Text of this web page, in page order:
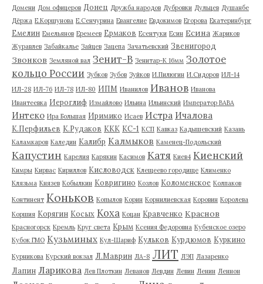
Домени Дом офицеров Донец Дружба народов Дубровки Дульцев Душанбе
Дёржа Е.Коршунова Е.Сенчурина Евангелие Евдокимов Егорова Екатеринбург
Емелин Емельянов Еремеев Ермаков Есентуки Есин Есина Жариков
Журавлев Забайкалье Зайцев Зацепа Зачатьевский Звенигород
Звонков Земляной вал Зенит-В Зенитар-К 16мм Золотое
кольцо России Зубков Зубов Зуйков И.Пилюгин И.Сидоров ИЛ-14
ИЛ-28 ИЛ-76 ИЛ-78 ИЛ-80 ИПМ Иванилов Иванов Иванова
Ивантеевка Иероглиф Измайлово Ильина Ильинский Император ВАВА
Интеко Ира Большая Иримико Исаев Истра Ичалова
К.Перфильев К.Рудаков ККК КС-1 КСП Кавказ Кадышевский Казань
Каламкаров Каледин Калибр Калмыков Каменец-Подольский
Капустин Карелия Карякин Касимов Катя Киев4 Киенский
Кимры Кирвас Кириллов Кисловодск Клещеево городище Клименко
Клязьма Князев Кобылкин Ковригино Козлов Коломенское Колпаков
Континент Коньков Копылов Корин Корнилиевская Коровин Королева
Коршия Корягин Косых Коха Коцан Кравченко Краснов
Красногорск Кремль Круг света Крым Ксения Федоровна Кубенское озеро
Кубок ГМО Кузьминых Кул-Шариф Кульков Курдюмов Куркино
Курникова Курский вокзал Л.Маврин ЛА-8 ЛИТ ЛЭП Лазаренко
Лапин Ларикова Лев Плоткин Леванов Левдин Левин Ленин Леннон